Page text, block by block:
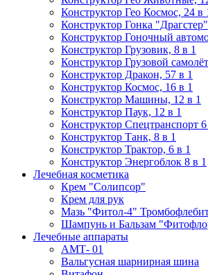
Конструктор Гео Космос, 24 в
Конструктор Гонка "Драгстер"
Конструктор Гоночный
Конструктор Грузовик, 8 в 1
Конструктор Грузовой
Конструктор Дракон, 57 в 1
Конструктор Космос, 16 в 1
Конструктор Машины, 12 в 1
Конструктор Паук, 12 в 1
Конструктор Спецтранспорт 6
Конструктор Танк, 8 в 1
Конструктор Трактор, 6 в 1
Конструктор Энергоблок 8 в 1
Лечебная косметика
Крем "Солипсор"
Крем для рук
Мазь "Фитол-4"
Шампунь и Бальзам
Лечебные аппараты
АМТ- 01
Вальгусная шарнирная шина